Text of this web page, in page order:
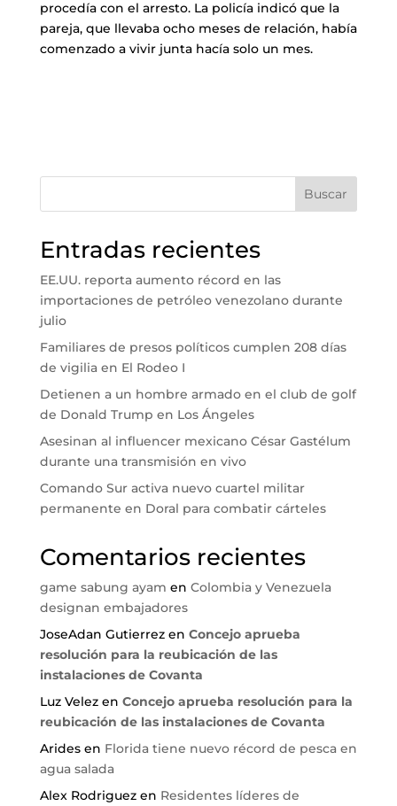
procedía con el arresto. La policía indicó que la
pareja, que llevaba ocho meses de relación, había
comenzado a vivir junta hacía solo un mes.
Buscar
Entradas recientes
EE.UU. reporta aumento récord en las
importaciones de petróleo venezolano durante
julio
Familiares de presos políticos cumplen 208 días
de vigilia en El Rodeo I
Detienen a un hombre armado en el club de golf
de Donald Trump en Los Ángeles
Asesinan al influencer mexicano César Gastélum
durante una transmisión en vivo
Comando Sur activa nuevo cuartel militar
permanente en Doral para combatir cárteles
Comentarios recientes
game sabung ayam en Colombia y Venezuela
designan embajadores
JoseAdan Gutierrezen Concejo aprueba
resolución para la reubicación de las
instalaciones de Covanta
Luz Velezen Concejo aprueba resolución para la
reubicación de las instalaciones de Covanta
Aridesen Florida tiene nuevo récord de pesca en
agua salada
Alex Rodriguezen Residentes líderes de